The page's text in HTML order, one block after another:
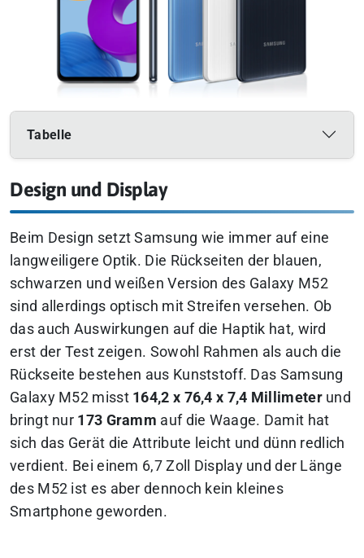
Tabelle
Design und Display
Beim Design setzt Samsung wie immer auf eine
langweiligere Optik. Die Rückseiten der blauen,
schwarzen und weißen Version des Galaxy M52
sind allerdings optisch mit Streifen versehen. Ob
das auch Auswirkungen auf die Haptik hat, wird
erst der Test zeigen. Sowohl Rahmen als auch die
Rückseite bestehen aus Kunststoff. Das Samsung
Galaxy M52 misst 164,2 x 76,4 x 7,4 Millimeterund
bringt nur 173 Gramm auf die Waage. Damit hat
sich das Gerät die Attribute leicht und dünn redlich
verdient. Bei einem 6,7 Zoll Display und der Länge
des M52 ist es aber dennoch kein kleines
Smartphone geworden.